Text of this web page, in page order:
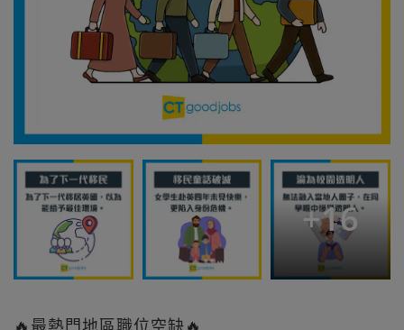
+16
🔥最熱門地區職位空缺🔥